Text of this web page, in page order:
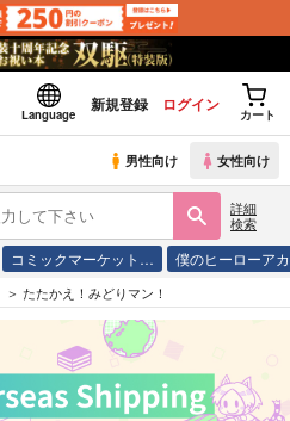
Language
新規登録 ログイン
カート
男性向け 女性向け
詳細
検索
コミックマーケット… 僕のヒーローア
たたかえ！みどりマン！